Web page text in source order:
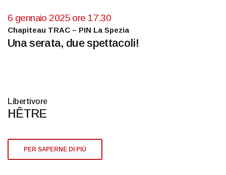
6 gennaio 2025 ore 17.30
Chapiteau TRAC – PIN La Spezia
Una serata, due spettacoli!
Libertivore
HÊTRE
PER SAPERNE DI PIÙ